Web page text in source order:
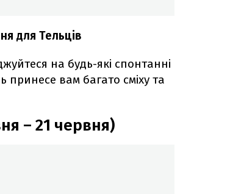
для Тельців
на будь-які спонтанні
принесе вам багато сміху та
– 21 червня)